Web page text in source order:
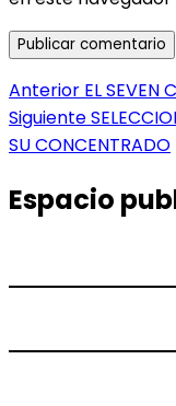
Navegación
de
Anterior Entrada
anterior:
EL SEVEN
SiguienteEntrada
siguiente:
SU CONCENTRADO
Espacio